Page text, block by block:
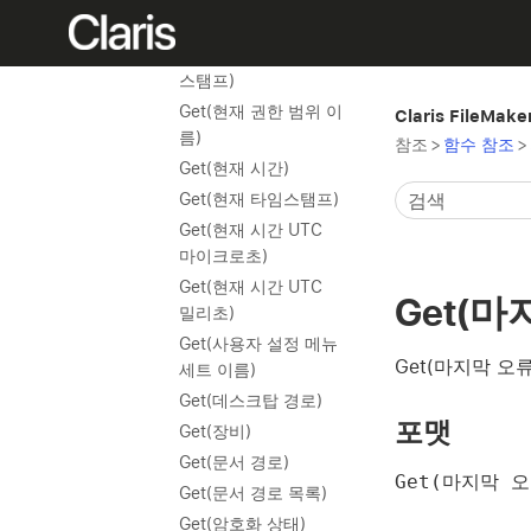
스탬프)
Get(현재 권한 범위 이
름)
Get(현재 시간)
Get(현재 타임스탬프)
Get(현재 시간 UTC
마이크로초)
Get(현재 시간 UTC
밀리초)
Get(사용자 설정 메뉴
세트 이름)
Get(데스크탑 경로)
Get(장비)
Get(문서 경로)
Get(문서 경로 목록)
Get(암호화 상태)
Claris
참조 > 함수 참조 >
Get(마
Get(마지막 오
포맷
Get(마지막